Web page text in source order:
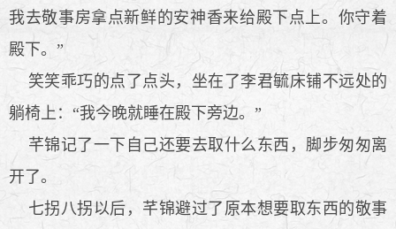
我去敬事房拿点新鲜的安神香来给殿下点上。你守着
殿下。”
笑笑乖巧的点了点头，坐在了李君毓床铺不远处的
躺椅上：“我今晚就睡在殿下旁边。”
芊锦记了一下自己还要去取什么东西，脚步匆匆离
开了。
七拐八拐以后，芊锦避过了原本想要取东西的敬事